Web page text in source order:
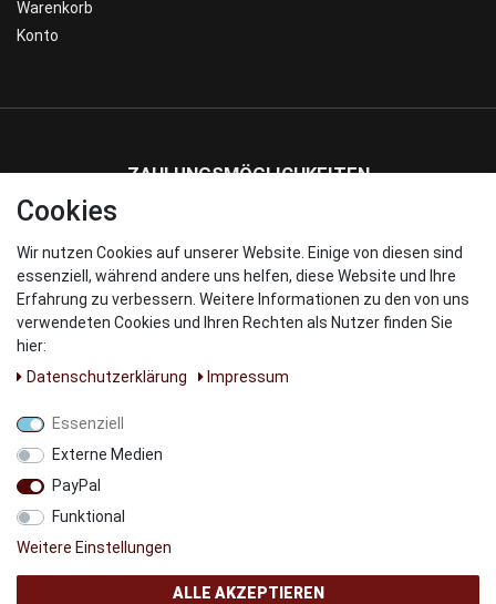
Warenkorb
Konto
ZAHLUNGSMÖGLICHKEITEN
WIR VERSENDEN MIT
Cookies
Wir nutzen Cookies auf unserer Website. Einige von diesen sind
essenziell, während andere uns helfen, diese Website und Ihre
Erfahrung zu verbessern. Weitere Informationen zu den von uns
verwendeten Cookies und Ihren Rechten als Nutzer finden Sie
hier:
Daten­schutz­erklärung
Impressum
Essenziell
Externe Medien
PayPal
Funktional
Weitere Einstellungen
ALLE AKZEPTIEREN